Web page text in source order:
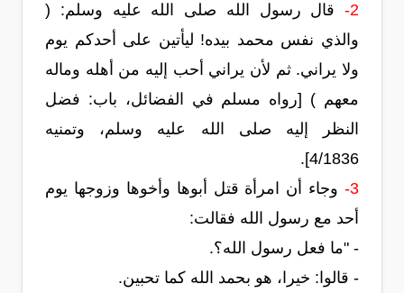
2-
قال رسول الله صلى الله عليه وسلم: (
والذي نفس محمد بيده! ليأتين على أحدكم يوم
ولا يراني. ثم لأن يراني أحب إليه من أهله وماله
معهم ) [رواه مسلم في الفضائل، باب: فضل
النظر إليه صلى الله عليه وسلم، وتمنيه
4/1836].
3-
وجاء أن امرأة قتل أبوها وأخوها وزوجها يوم
أحد مع رسول الله فقالت:
- "ما فعل رسول الله؟.
- قالوا: خيرا، هو بحمد الله كما تحبين.